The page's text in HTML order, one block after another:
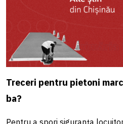
Treceri pentru pietoni
ba?